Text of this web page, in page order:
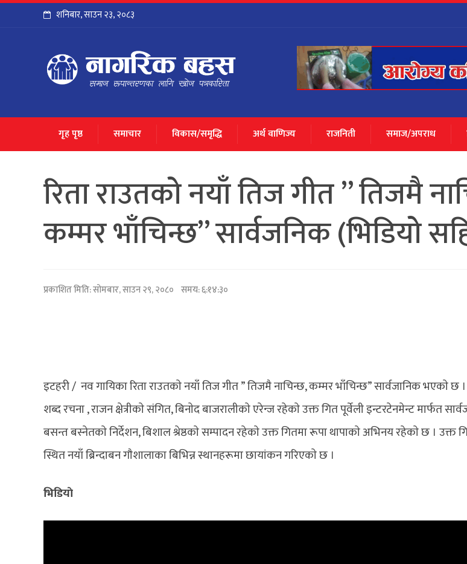
शनिबार,साउन२३,२०८३
गृह पृष्ठ समाचार विकास/समृद्धि अर्थ वाणिज्य राजनिती समाज/अपराध
रिता राउतकाे नयाँ तिज गीत ” तिजमै
कम्मर भाँचिन्छ” सार्वजनिक (भिडियाे
प्रकाशित मिति:सोमबार, साउन २९, २०८० समय: ६:१४:३०
इटहरी / नव गायिका रिता राउतकाे नयाँ तिज गीत ” तिजमै नाचिन्छ, कम्मर भाँचिन्छ” सार्वजानिक भएकाे छ
शब्द रचना , राजन क्षेत्रीकाे संगित, बिनाेद बाजरालीकाे एरेन्ज रहेकाे उक्त गित पूर्वेली इन्टरटेनमेन्ट मार्फत
बसन्त बस्नेतकाे निर्देशन, बिशाल श्रेष्ठकाे सम्पादन रहेकाे उक्त गितमा रूपा थापाकाे अभिनय रहेकाे छ । उक्त
स्थित नयाँ ब्रिन्दाबन गाैशालाका बिभिन्न स्थानहरूमा छायांकन गरिएकाे छ ।
भिडियाे